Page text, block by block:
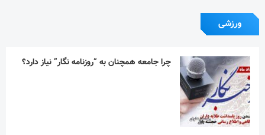
ورزشی
چرا جامعه همچنان به “روزنامه نگار” نیاز دارد؟